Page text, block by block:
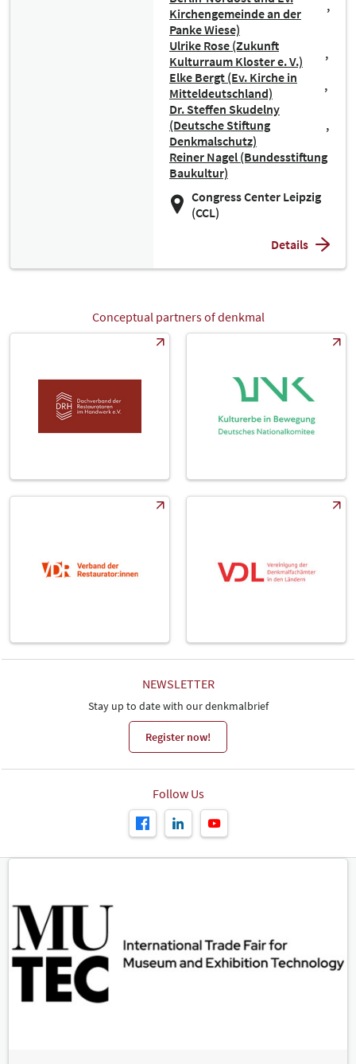
Kirchengemeinde an der
Panke Wiese)
Ulrike Rose (Zukunft
Kulturraum Kloster e. V.)
Elke Bergt (Ev. Kirche in
Mitteldeutschland)
Dr. Steffen Skudelny
(Deutsche Stiftung
Denkmalschutz)
Reiner Nagel (Bundesstiftung
Baukultur)
Congress Center Leipzig
(CCL)
Details
Conceptual partners of denkmal
NEWSLETTER
Stay up to date with our denkmalbrief
Register now!
Follow Us